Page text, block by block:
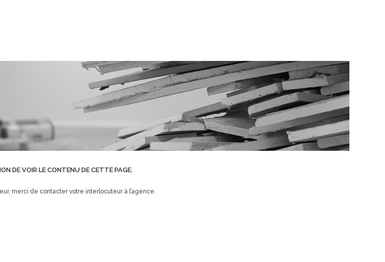
DE VOIR LE CONTENU DE CETTE PAGE.
merci de contacter votre interlocuteur à l’agence.